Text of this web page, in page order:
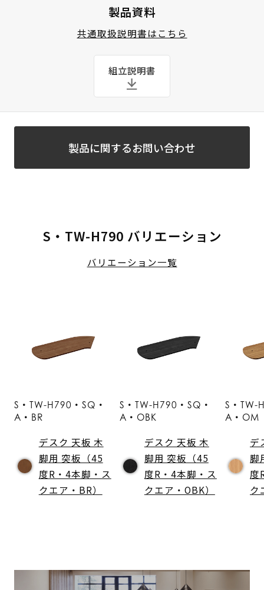
製品資料
共通取扱説明書はこちら
組立説明書
製品に関するお問い合わせ
S・TW-H790 バリエーション
バリエーション一覧
S・TW-H790・SQ・
A・BR
デスク 天板 木
脚用 突板（45
度R・4本脚・ス
クエア・BR）
S・TW-H790・SQ・
A・OBK
デスク 天板 木
脚用 突板（45
度R・4本脚・ス
クエア・OBK）
S・TW-
A・OM
デ
脚
度
ク